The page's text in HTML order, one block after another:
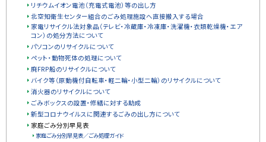
リチウムイオン電池（充電式電池）等の出し方
北空知衛生センター組合のごみ処理施設へ直接搬入する場合
家電リサイクル法対象品（テレビ・冷蔵庫・冷凍庫・洗濯機・衣類乾燥機・エア
コン）の処分方法について
パソコンのリサイクルについて
ペット・動物死体の処理について
廃FRP船のリサイクルについて
バイク等（原動機付自転車・軽二輪・小型二輪）のリサイクルについて
消火器のリサイクルについて
ごみボックスの設置・修繕に対する助成
新型コロナウイルスに関連するごみの出し方について
家庭ごみ分別早見表
家庭ごみ分別早見表／ごみ処理ガイド